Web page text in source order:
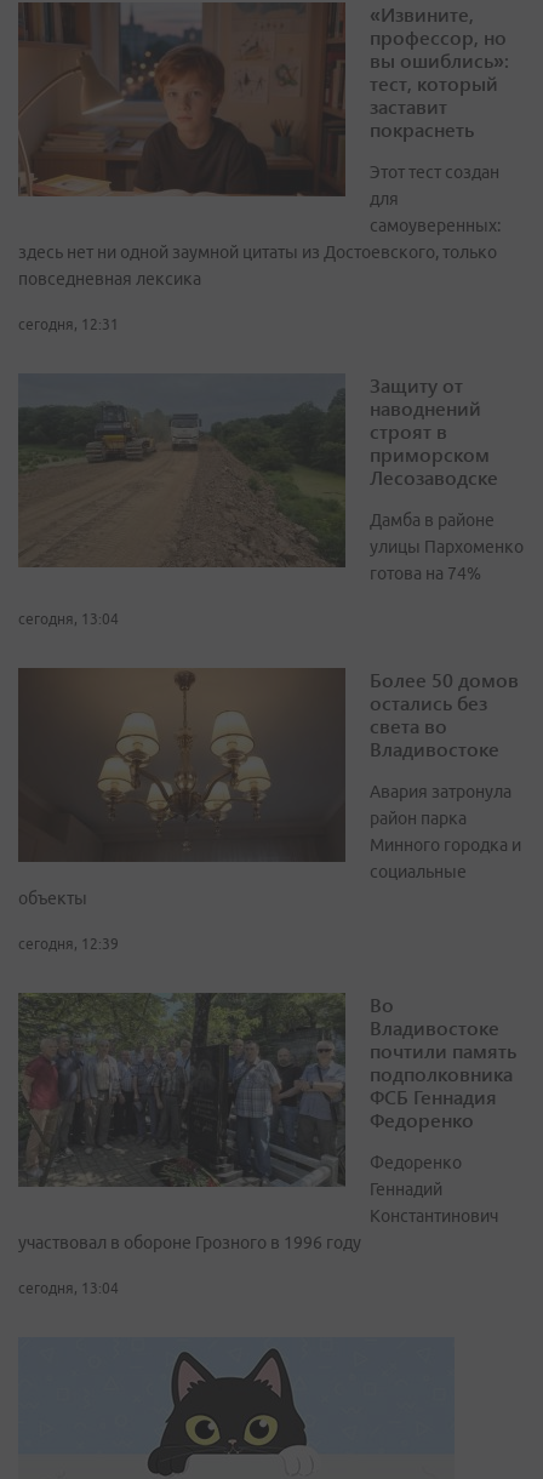
«Извините,
профессор, но
вы ошиблись»:
тест, который
заставит
покраснеть
Этот тест создан
для
самоуверенных:
здесь нет ни одной заумной цитаты из Достоевского, только
повседневная лексика
сегодня, 12:31
Защиту от
наводнений
строят в
приморском
Лесозаводске
Дамба в районе
улицы Пархоменко
готова на 74%
сегодня, 13:04
Более 50 домов
остались без
света во
Владивостоке
Авария затронула
район парка
Минного городка и
социальные
объекты
сегодня, 12:39
Во
Владивостоке
почтили память
подполковника
ФСБ Геннадия
Федоренко
Федоренко
Геннадий
Константинович
участвовал в обороне Грозного в 1996 году
сегодня, 13:04